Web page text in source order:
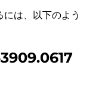
は、以下のよう